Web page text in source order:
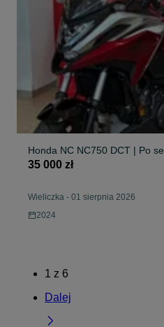
Honda NC NC750 DCT | Po
35 000 zł
Wieliczka - 01 sierpnia 2026
2024
1 z 6
Dalej